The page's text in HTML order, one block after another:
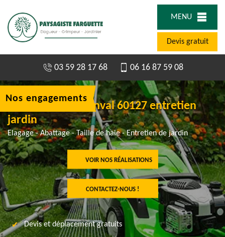
MENU
Devis gratuit
03 59 28 17 68 06 16 87 59 08
Jardinier à Morienval 60127 entretien
jardin
Elagage - Abattage - Taille de haie - Entretien de jardin
VOIR NOS RÉALISATIONS
CONTACTEZ-NOUS !
Nos engagements
Devis et déplacement gratuits